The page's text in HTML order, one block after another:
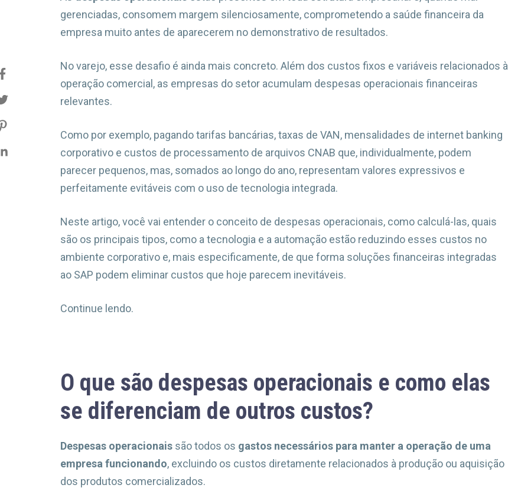
gerenciadas, consomem margem silenciosamente, comprometendo a saúde financeira da
empresa muito antes de aparecerem no demonstrativo de resultados.
No varejo, esse desafio é ainda mais concreto. Além dos custos fixos e variáveis relacionados à
operação comercial, as empresas do setor acumulam despesas operacionais financeiras
relevantes.
Como por exemplo, pagando tarifas bancárias, taxas de VAN, mensalidades de internet banking
corporativo e custos de processamento de arquivos CNAB que, individualmente, podem
parecer pequenos, mas, somados ao longo do ano, representam valores expressivos e
perfeitamente evitáveis com o uso de tecnologia integrada.
Neste artigo, você vai entender o conceito de despesas operacionais, como calculá-las, quais
são os principais tipos, como a tecnologia e a automação estão reduzindo esses custos no
ambiente corporativo e, mais especificamente, de que forma soluções financeiras integradas
ao SAP podem eliminar custos que hoje parecem inevitáveis.
Continue lendo.
O que são despesas operacionais e como elas
se diferenciam de outros custos?
Despesas operacionais são todos os gastos necessários para manter a operação de uma
empresa funcionando, excluindo os custos diretamente relacionados à produção ou aquisição
dos produtos comercializados.